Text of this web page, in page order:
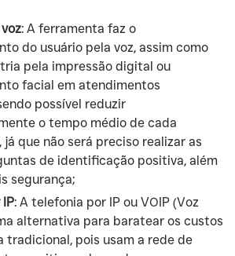
: A ferramenta faz o
do usuário pela voz, assim como
pela impressão digital ou
facial em atendimentos
possível reduzir
o tempo médio de cada
que não será preciso realizar as
de identificação positiva, além
segurança;
: A telefonia por IP ou VOIP (Voz
alternativa para baratear os custos
tradicional, pois usam a rede de